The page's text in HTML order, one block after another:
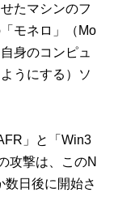
たマシンのフ
モネロ」（Mo
身のコンピュ
うにする）ソ
」と「Win3
攻撃は、このN
日後に開始さ